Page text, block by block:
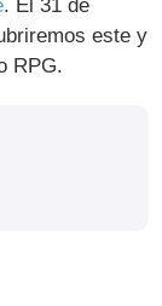
. El 31 de
este y
RPG.